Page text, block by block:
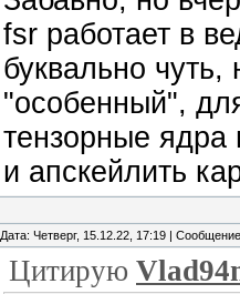
fsr работает в
буквально
"особенный",
тензорные ядра
и апскейлить
Дата: Четверг, 15.12.22, 17:19 |
Цитирую